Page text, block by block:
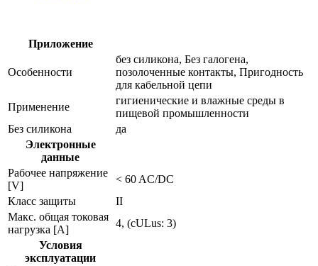
Приложение
Особенности
без силикона, Без галогена,
позолоченные контакты, Пригодность
для кабельной цепи
Применение
гигиенические и влажные среды в
пищевой промышленности
Без силикона
да
Электронные
данные
Рабочее напряжение
[V]
< 60 AC/DC
Класс защиты
II
Макс. общая токовая
нагрузка [A]
4, (cULus: 3)
Условия
эксплуатации